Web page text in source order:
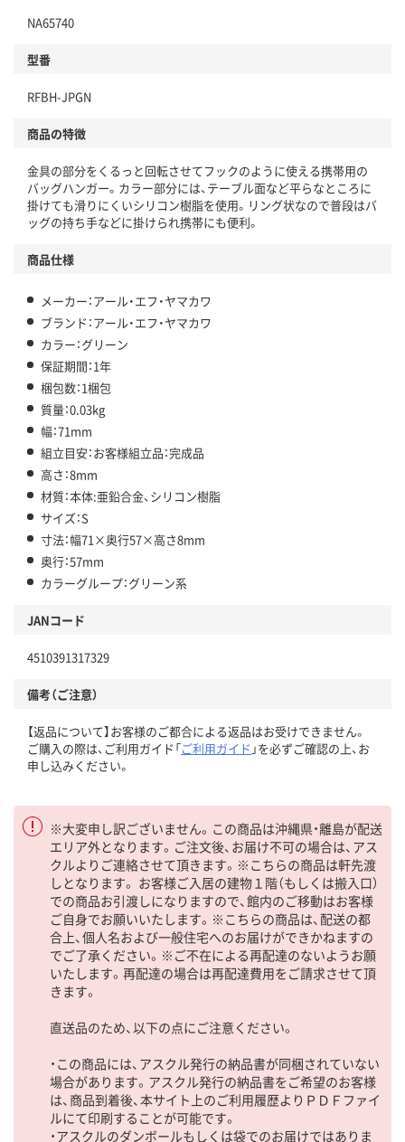
NA65740
型番
RFBH-JPGN
商品の特徴
金具の部分をくるっと回転させてフックのように使える携帯用の
バッグハンガー。カラー部分には、テーブル面など平らなところに
掛けても滑りにくいシリコン樹脂を使用。リング状なので普段はバ
ッグの持ち手などに掛けられ携帯にも便利。
商品仕様
メーカー：アール・エフ・ヤマカワ
ブランド：アール・エフ・ヤマカワ
カラー：グリーン
保証期間：1年
梱包数：1梱包
質量：0.03kg
幅：71mm
組立目安：お客様組立品：完成品
高さ：8mm
材質：本体:亜鉛合金、シリコン樹脂
サイズ：S
寸法：幅71×奥行57×高さ8mm
奥行：57mm
カラーグループ：グリーン系
JANコード
4510391317329
備考（ご注意）
【返品について】お客様のご都合による返品はお受けできません。
ご購入の際は、ご利用ガイド「ご利用ガイド 」を必ずご確認の上、お
申し込みください。
※大変申し訳ございません。この商品は沖縄県・離島が配送
エリア外となります。ご注文後、お届け不可の場合は、アス
クルよりご連絡させて頂きます。※こちらの商品は軒先渡
しとなります。 お客様ご入居の建物１階（もしくは搬入口）
での商品お引渡しになりますので、館内のご移動はお客様
ご自身でお願いいたします。※こちらの商品は、配送の都
合上、個人名および一般住宅へのお届けができかねますの
でご了承ください。※ご不在による再配達のないようお願
いたします。再配達の場合は再配達費用をご請求させて頂
きます。
直送品のため、以下の点にご注意ください。
・この商品には、アスクル発行の納品書が同梱されていない
場合があります。アスクル発行の納品書をご希望のお客様
は、商品到着後、本サイト上のご利用履歴よりＰＤＦファイ
ルにて印刷することが可能です。
・アスクルのダンボールもしくは袋でのお届けではありま